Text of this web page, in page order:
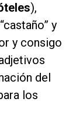
),
y
y consigo
del
los